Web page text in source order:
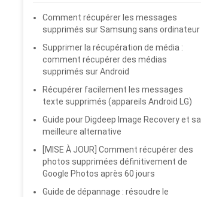
Comment récupérer les messages
supprimés sur Samsung sans ordinateur
Supprimer la récupération de média :
comment récupérer des médias
supprimés sur Android
Récupérer facilement les messages
texte supprimés (appareils Android LG)
Guide pour Digdeep Image Recovery et sa
meilleure alternative
[MISE À JOUR] Comment récupérer des
photos supprimées définitivement de
Google Photos après 60 jours
Guide de dépannage : résoudre le